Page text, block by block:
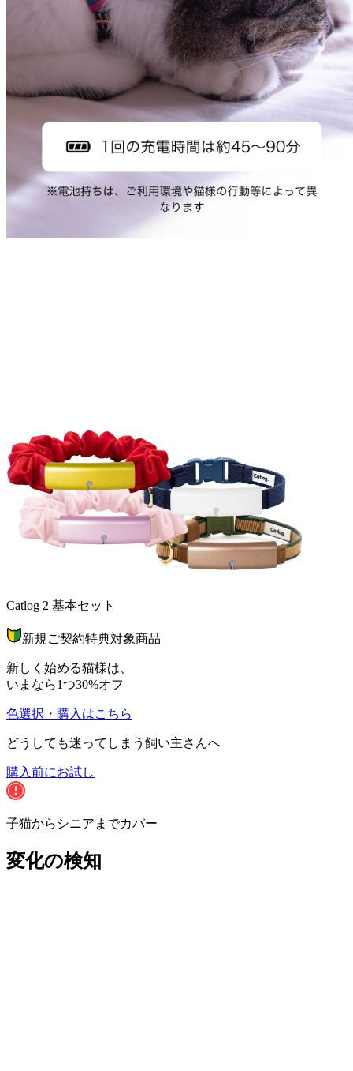
Catlog 2 基本セット
新規ご契約特典対象商品
新しく始める猫様は、
いまなら1つ30%オフ
色選択・購入はこちら
どうしても迷ってしまう飼い主さんへ
購入前にお試し
子猫からシニアまでカバー
変化の検知